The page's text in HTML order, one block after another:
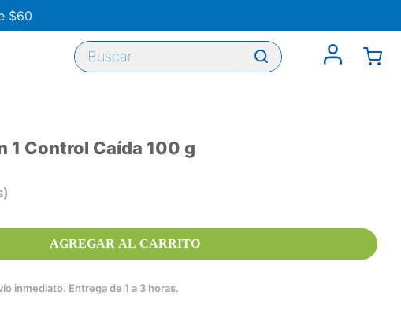
$60
Buscar
1 Control Caída 100 g
AGREGAR AL CARRITO
inmediato. Entrega de 1 a 3 horas.